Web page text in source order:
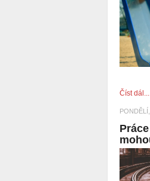
Číst dál...